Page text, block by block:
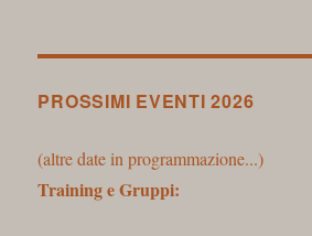
PROSSIMI EVENTI 2026
(altre date in programmazione...)
Training e Gruppi: